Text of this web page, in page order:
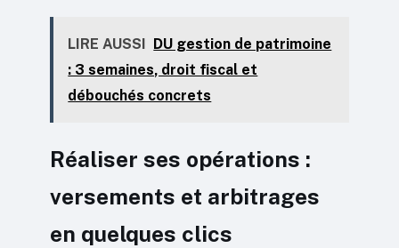
LIRE AUSSI
DU gestion de patrimoine
: 3 semaines, droit fiscal et
débouchés concrets
Réaliser ses opérations :
versements et arbitrages
en quelques clics